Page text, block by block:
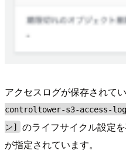
アクセスログが保存されて
controltower-s3-access-
ン]
のライフサイクル設定
が指定されています。